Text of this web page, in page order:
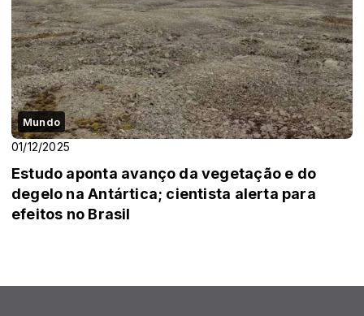
Mundo
01/12/2025
Estudo aponta avanço da vegetação e do
degelo na Antártica; cientista alerta para
efeitos no Brasil